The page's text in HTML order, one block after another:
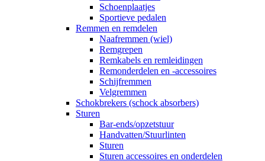
Schoenplaatjes
Sportieve pedalen
Remmen en remdelen
Naafremmen (wiel)
Remgrepen
Remkabels en remleidingen
Remonderdelen en -accessoires
Schijfremmen
Velgremmen
Schokbrekers (schock absorbers)
Sturen
Bar-ends/opzetstuur
Handvatten/Stuurlinten
Sturen
Sturen accessoires en onderdelen